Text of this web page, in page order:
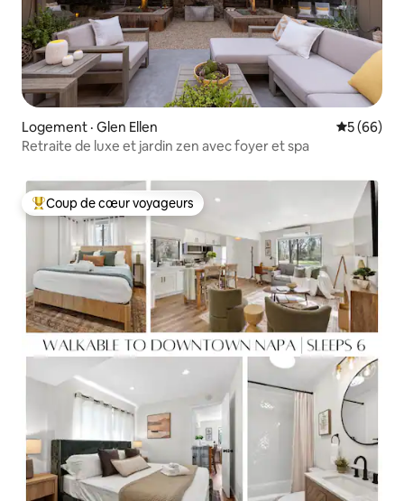
Logement · Glen Ellen Note
5 (66)
Retraite de luxe et jardin zen avec foyer et spa
Coup de cœur voyageurs parmi les plus aimés
Coup de cœur voyageurs